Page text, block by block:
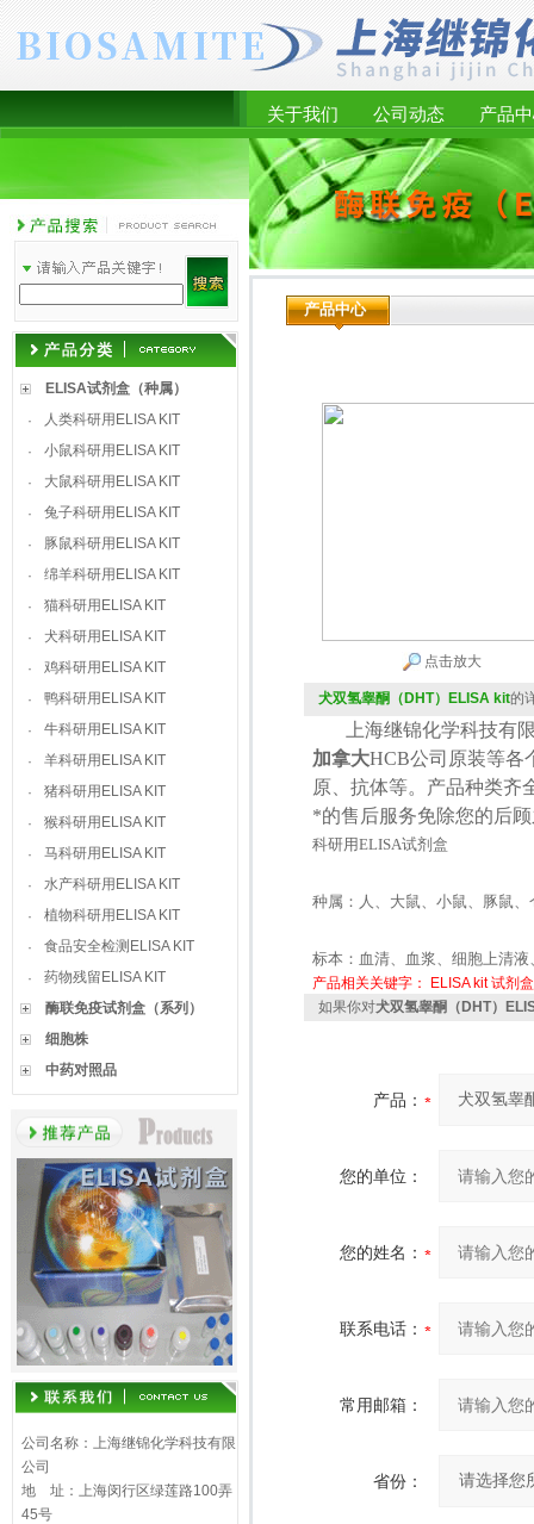
关于我们 公司动态 产品
ELISA试剂盒（种属）
·
人类科研用ELISA KIT
·
小鼠科研用ELISA KIT
·
大鼠科研用ELISA KIT
·
兔子科研用ELISA KIT
·
豚鼠科研用ELISA KIT
·
绵羊科研用ELISA KIT
·
猫科研用ELISA KIT
·
犬科研用ELISA KIT
·
鸡科研用ELISA KIT
·
鸭科研用ELISA KIT
·
牛科研用ELISA KIT
·
羊科研用ELISA KIT
·
猪科研用ELISA KIT
·
猴科研用ELISA KIT
·
马科研用ELISA KIT
·
水产科研用ELISA KIT
·
植物科研用ELISA KIT
·
食品安全检测ELISA KIT
·
药物残留ELISA KIT
酶联免疫试剂盒（系列）
细胞株
中药对照品
公司名称：上海继锦化学科技有限
公司
地 址：上海闵行区绿莲路100弄
45号
产品中心
点击放大
犬双氢睾酮（DHT）ELISA kit的
上海继锦化学科技有限
加拿大HCB公司原装等各
原、抗体等。产品种类齐
*的售后服务免除您的后
科研用ELISA试剂盒
种属：人、大鼠、小鼠、豚鼠
标本：血清、血浆、细胞上清
产品相关关键字： ELISA kit 试剂盒
如果你对犬双氢睾酮（DHT）
产品：
您的单位：
您的姓名：
联系电话：
常用邮箱：
省份：